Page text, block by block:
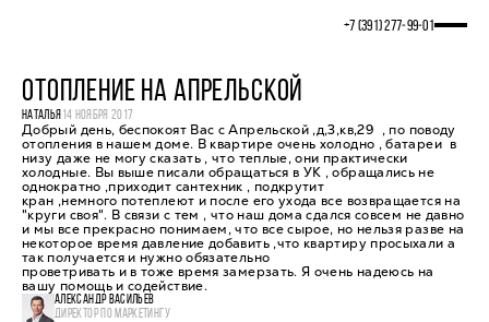
+7 (391) 277‒99‒01
ОТОПЛЕНИЕ НА АПРЕЛЬСКОЙ
НАТАЛЬЯ 14 НОЯБРЯ 2017
Добрый день, беспокоят Вас с Апрельской ,д,3,кв,29 , по поводу
отопления в нашем доме. В квартире очень холодно , батареи в
низу даже не могу сказать , что теплые, они практически
холодные. Вы выше писали обращаться в УК , обращались не
однократно ,приходит сантехник , подкрутит
кран ,немного потеплеют и после его ухода все возвращается на
"круги своя". В связи с тем , что наш дома сдался совсем не давно
и мы все прекрасно понимаем, что все сырое, но нельзя разве на
некоторое время давление добавить ,что квартиру просыхали а
так получается и нужно обязательно
проветривать и в тоже время замерзать. Я очень надеюсь на
вашу помощь и содействие.
АЛЕКСАНДР ВАСИЛЬЕВ
ДИРЕКТОР ПО МАРКЕТИНГУ